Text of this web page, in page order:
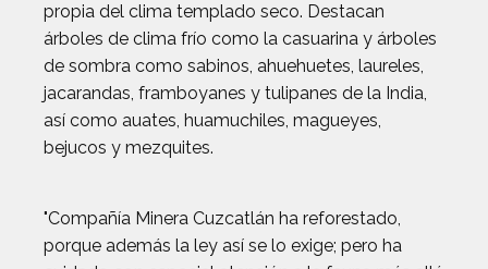
propia del clima templado seco. Destacan
árboles de clima frío como la casuarina y árboles
de sombra como sabinos, ahuehuetes, laureles,
jacarandas, framboyanes y tulipanes de la India,
así como auates, huamuchiles, magueyes,
bejucos y mezquites.
"Compañía Minera Cuzcatlán ha reforestado,
porque además la ley así se lo exige; pero ha